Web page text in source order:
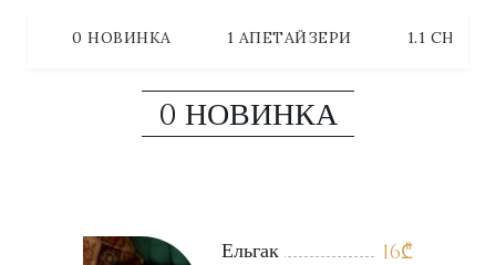
0 НОВИНКА 1 АПЕТАЙЗЕРИ 1.1
0 НОВИНКА
16₾
Ельгак